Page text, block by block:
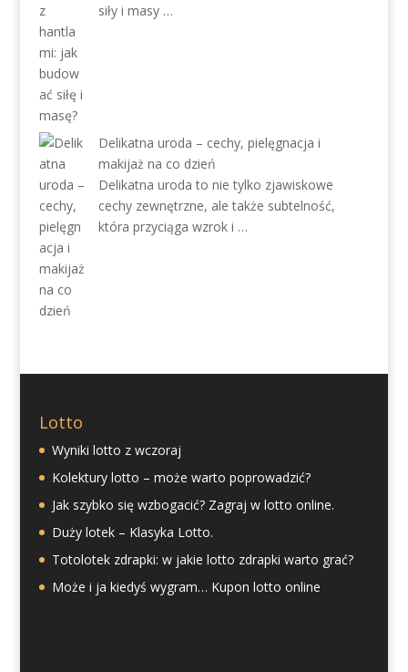
siły i masy …
Delikatna uroda – cechy, pielęgnacja i
makijaż na co dzień
Delikatna uroda to nie tylko zjawiskowe
cechy zewnętrzne, ale także subtelność,
która przyciąga wzrok i …
Lotto
Wyniki lotto z wczoraj
Kolektury lotto – może warto poprowadzić?
Jak szybko się wzbogacić? Zagraj w lotto online.
Duży lotek – Klasyka Lotto.
Totolotek zdrapki: w jakie lotto zdrapki warto grać?
Może i ja kiedyś wygram… Kupon lotto online